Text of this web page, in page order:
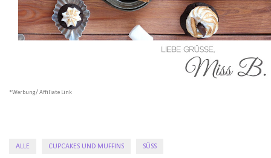
*Werbung/ Affiliate Link
ALLE CUPCAKES UND MUFFINS SÜSS